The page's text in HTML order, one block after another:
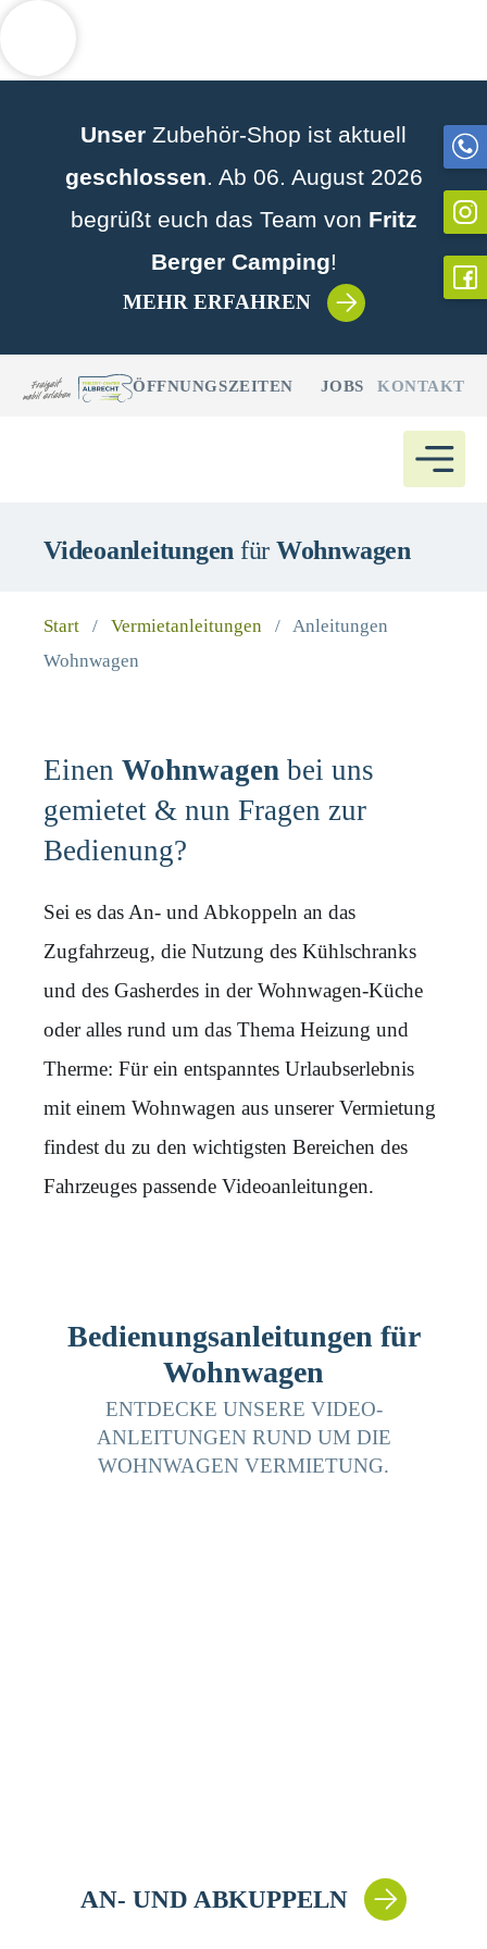
Unser Zubehör-Shop ist aktuell
geschlossen. Ab 06. August 2026
begrüßt euch das Team von Fritz
Berger Camping!
MEHR ERFAHREN
ÖFFNUNGSZEITEN JOBS KONTAKT
Videoanleitungen für Wohnwagen
Start / Vermietanleitungen / Anleitungen
Wohnwagen
Einen Wohnwagen bei uns
gemietet & nun Fragen zur
Bedienung?
Sei es das An- und Abkoppeln an das
Zugfahrzeug, die Nutzung des Kühlschranks
und des Gasherdes in der Wohnwagen-Küche
oder alles rund um das Thema Heizung und
Therme: Für ein entspanntes Urlaubserlebnis
mit einem Wohnwagen aus unserer Vermietung
findest du zu den wichtigsten Bereichen des
Fahrzeuges passende Videoanleitungen.
Bedienungsanleitungen für
Wohnwagen
ENTDECKE UNSERE VIDEO-
ANLEITUNGEN RUND UM DIE
WOHNWAGEN VERMIETUNG.
AN- UND ABKUPPELN